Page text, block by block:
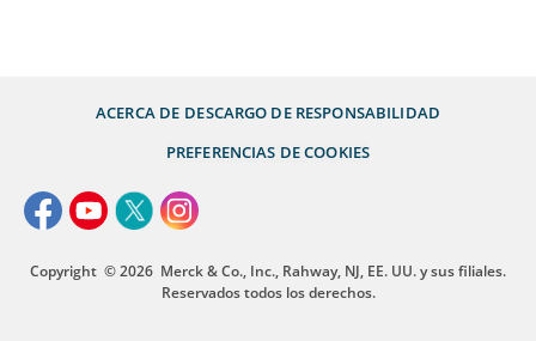
ACERCA DE DESCARGO DE RESPONSABILIDAD
PREFERENCIAS DE COOKIES
Copyright © 2026 Merck & Co., Inc., Rahway, NJ, EE. UU. y sus filiales.
Reservados todos los derechos.